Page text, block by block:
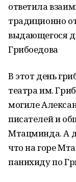
ответила
традиционно
выдающегося
Грибоедова
В этот день
театра им.
могиле
писателей и
Мтацминда. А
что на горе
панихиду по